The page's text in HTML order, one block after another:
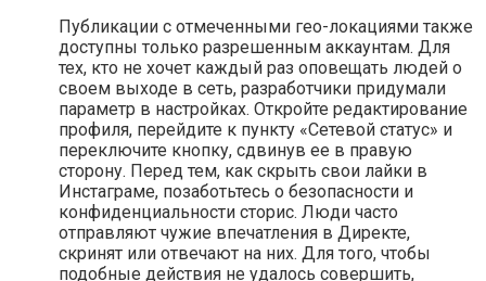
Публикации с отмеченными гео-локациями также
доступны только разрешенным аккаунтам. Для
тех, кто не хочет каждый раз оповещать людей о
своем выходе в сеть, разработчики придумали
параметр в настройках. Откройте редактирование
профиля, перейдите к пункту «Сетевой статус» и
переключите кнопку, сдвинув ее в правую
сторону. Перед тем, как скрыть свои лайки в
Инстаграме, позаботьтесь о безопасности и
конфиденциальности сторис. Люди часто
отправляют чужие впечатления в Директе,
скринят или отвечают на них. Для того, чтобы
подобные действия не удалось совершить,